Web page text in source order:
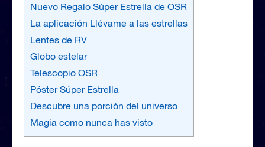
Nuevo Regalo Súper Estrella de OSR
La aplicación Llévame a las estrellas
Lentes de RV
Globo estelar
Telescopio OSR
Póster Súper Estrella
Descubre una porción del universo
Magia como nunca has visto